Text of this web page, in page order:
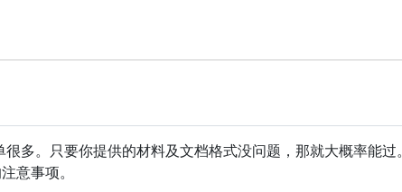
多。只要你提供的材料及文档格式没问题，那就大概率能
意事项。